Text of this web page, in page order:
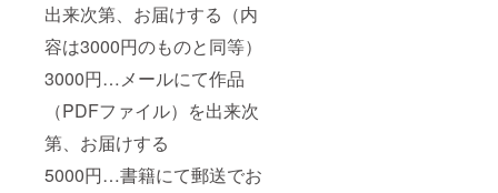
出来次第、お届けする（内
容は3000円のものと同等）
3000円…メールにて作品
（PDFファイル）を出来次
第、お届けする
5000円…書籍にて郵送でお